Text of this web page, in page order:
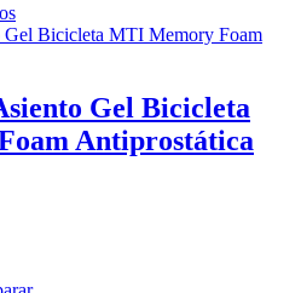
Gel Bicicleta
Antiprostática